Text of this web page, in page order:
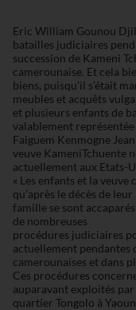
Eric William Gounou
batailles judiciaires
succession de Kameni
camerounaise. Et cela
biens, puisqu’il s’était
meubles et acquêts
et plusieurs enfants de
valablement
Faiguem Kenmogne
veuve KameniTchuente
actuellement aux Etats-
« Les enfants et la
qu’après le décès de
famille se sont
de nombreuses
procédures judiciaires
actuellement
camerounaises et dans
Ces procédures
auparavant exploités par
quartier Tongolo à